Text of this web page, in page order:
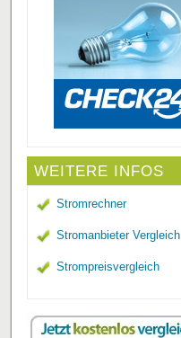
WEITERE INFOS
Stromrechner
Stromanbieter Vergleich
Strompreisvergleich